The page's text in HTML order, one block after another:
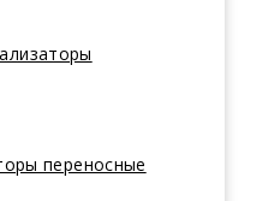
переносные